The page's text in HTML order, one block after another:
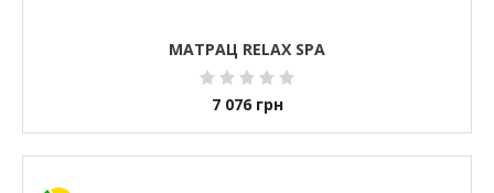
МАТРАЦ RELAX SPA
7 076 грн